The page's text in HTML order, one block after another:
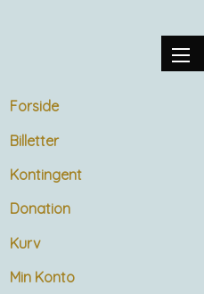
Forside
Billetter
Kontingent
Donation
Kurv
Min Konto
Operas